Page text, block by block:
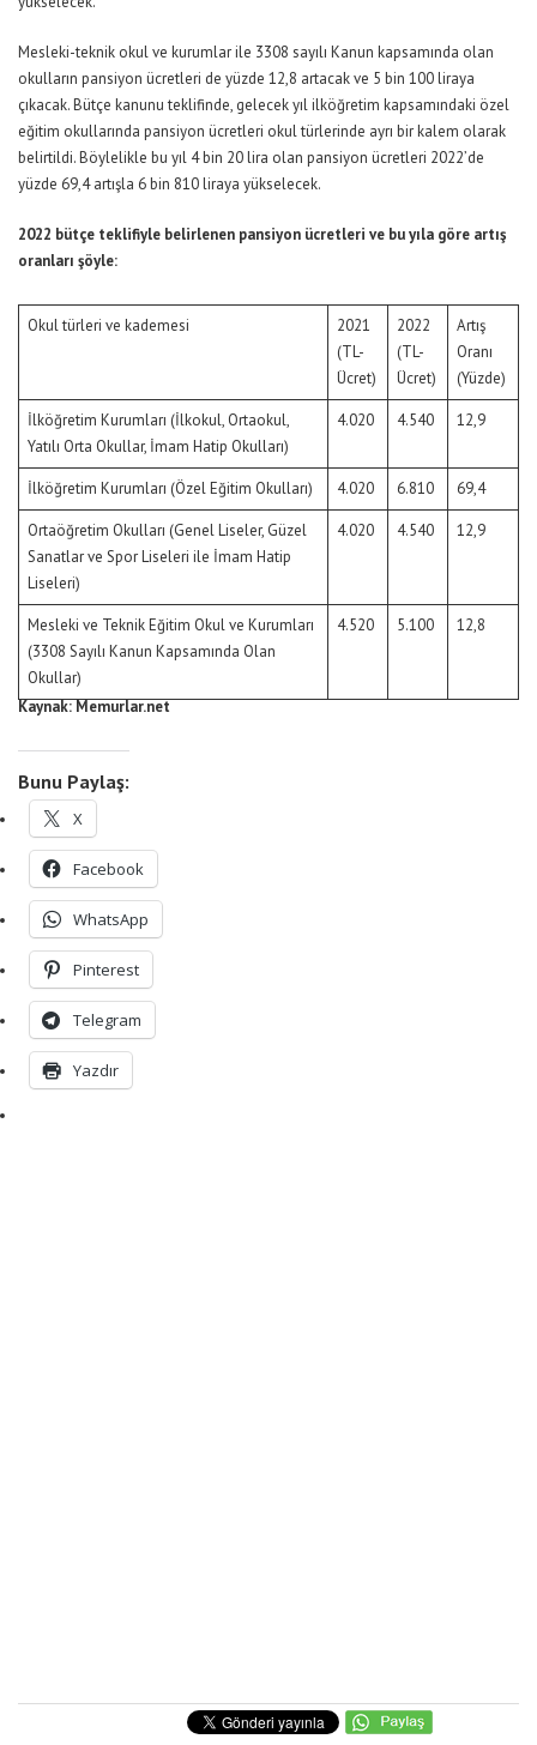
Mesleki-teknik okul ve kurumlar ile 3308 sayılı Kanun kapsamında olan
okulların pansiyon ücretleri de yüzde 12,8 artacak ve 5 bin 100 liraya
çıkacak. Bütçe kanunu teklifinde, gelecek yıl ilköğretim kapsamındaki özel
eğitim okullarında pansiyon ücretleri okul türlerinde ayrı bir kalem olarak
belirtildi. Böylelikle bu yıl 4 bin 20 lira olan pansiyon ücretleri 2022’de
yüzde 69,4 artışla 6 bin 810 liraya yükselecek.
2022 bütçe teklifiyle belirlenen pansiyon ücretleri ve bu yıla göre artış
oranları şöyle:
Okul türleri ve kademesi
2021
(TL-
Ücret)
2022
(TL-
Ücret)
Artış
Oranı
(Yüzde)
İlköğretim Kurumları (İlkokul, Ortaokul,
Yatılı Orta Okullar, İmam Hatip Okulları)
4.020 4.540 12,9
İlköğretim Kurumları (Özel Eğitim Okulları) 4.020 6.810 69,4
Ortaöğretim Okulları (Genel Liseler, Güzel
Sanatlar ve Spor Liseleri ile İmam Hatip
Liseleri)
4.020 4.540 12,9
Mesleki ve Teknik Eğitim Okul ve Kurumları
(3308 Sayılı Kanun Kapsamında Olan
Okullar)
4.520 5.100 12,8
Kaynak: Memurlar.net
Bunu Paylaş:
X
Facebook
WhatsApp
Pinterest
Telegram
Yazdır